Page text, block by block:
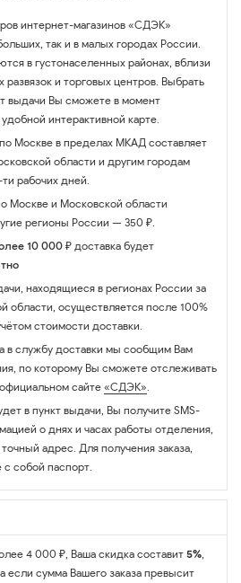
интернет-магазинов «СДЭК»
так и в малых городах России.
в густонаселенных районах, вблизи
и торговых центров. Выбрать
выдачи Вы сможете в момент
интерактивной карте.
Москве в пределах МКАД составляет
области и другим городам
рабочих дней.
Москве и Московской области
регионы России — 350 ₽.
10 000 ₽ доставка будет
находящиеся в регионах России за
области, осуществляется после 100%
стоимости доставки.
в службу доставки мы сообщим Вам
по которому Вы сможете отслеживать
сайте «СДЭК».
в пункт выдачи, Вы получите SMS-
о днях и часах работы отделения,
адрес. Для получения заказа,
с собой паспорт.
4 000 ₽, Ваша скидка составит 5%,
если сумма Вашего заказа превысит